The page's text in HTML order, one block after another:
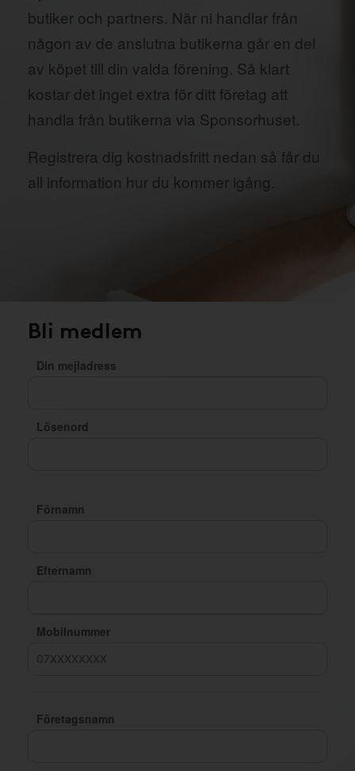
butiker och partners. När ni handlar från
någon av de anslutna butikerna går en del
av köpet till din valda förening. Så klart
kostar det inget extra för ditt företag att
handla från butikerna via Sponsorhuset.
Registrera dig kostnadsfritt nedan så får du
all information hur du kommer igång.
Bli medlem
Din mejladress
Lösenord
Förnamn
Efternamn
Mobilnummer
Företagsnamn